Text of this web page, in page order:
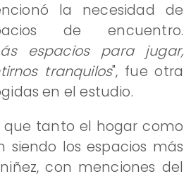
la necesidad de
de encuentro.
espacios para jugar,
tranquilos", fue otra
en el estudio.
que tanto el hogar como
siendo los espacios más
con menciones del